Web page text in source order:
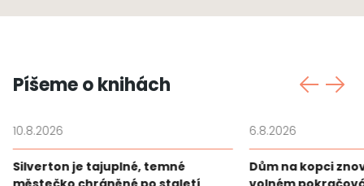
Píšeme o knihách
10.8.2026
Silverton je tajuplné, temné
6.8.2026
Dům na kopci